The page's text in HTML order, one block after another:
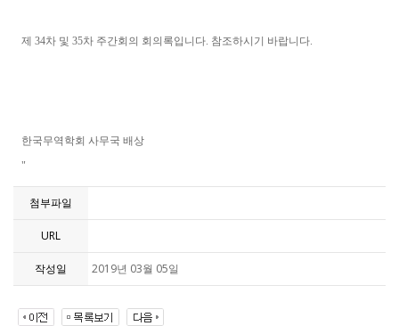
제 34차 및 35차 주간회의 회의록입니다. 참조하시기 바랍니다.
한국무역학회 사무국 배상
"
첨부파일
URL
작성일 2019년 03월 05일